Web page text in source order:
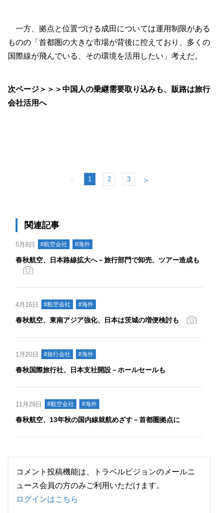
一方、拠点と位置づける成田については運用制限がある
ものの「首都圏の大きな市場が背後に控えており、多くの
国際線が飛んでいる、その環境を活用したい」考えだ。
次ページ＞＞＞中国人の乗継需要取り込みも、販路は旅行
会社活用へ
＜ 1 2 3 ＞
関連記事
5月8日 #航空会社 #海外
春秋航空、日本路線拡大へ－旅行部門で卸売、ツアー造成も
4月16日 #航空会社 #海外
春秋航空、東南アジア強化、日本は茨城の増便検討も
1月20日 #旅行会社 #海外
春秋国際旅行社、日本支社開設－ホールセールも
11月29日 #航空会社 #海外
春秋航空、13年秋の国内線就航めざす－首都圏拠点に
コメント投稿機能は、トラベルビジョンのメールニ
ュース会員の方のみご利用いただけます。
ログインはこちら